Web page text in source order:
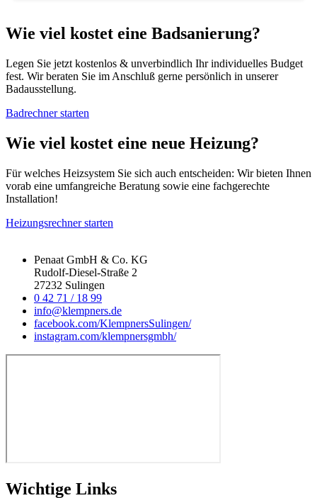
Wie viel kostet eine Badsanierung?
Legen Sie jetzt kostenlos & unverbindlich Ihr individuelles Budget
fest. Wir beraten Sie im Anschluß gerne persönlich in unserer
Badausstellung.
Badrechner starten
Wie viel kostet eine neue Heizung?
Für welches Heizsystem Sie sich auch entscheiden: Wir bieten Ihnen
vorab eine umfangreiche Beratung sowie eine fachgerechte
Installation!
Heizungsrechner starten
Penaat GmbH & Co. KG
Rudolf-Diesel-Straße 2
27232 Sulingen
0 42 71 / 18 99
info@klempners.de
facebook.com/KlempnersSulingen/
instagram.com/klempnersgmbh/
Wichtige Links